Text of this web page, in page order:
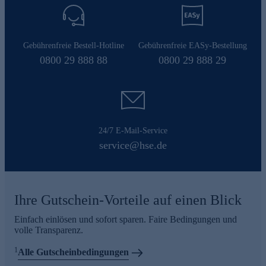
Gebührenfreie Bestell-Hotline
0800 29 888 88
Gebührenfreie EASy-Bestellung
0800 29 888 29
24/7 E-Mail-Service
service@hse.de
Ihre Gutschein-Vorteile auf einen Blick
Einfach einlösen und sofort sparen. Faire Bedingungen und
volle Transparenz.
1Alle Gutscheinbedingungen